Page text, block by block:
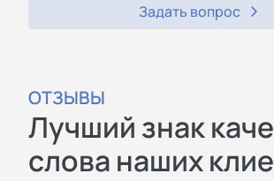
Задать вопрос
ОТЗЫВЫ
Лучший знак
слова наших